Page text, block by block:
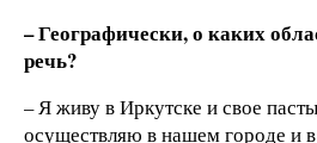
– Географически, о каких
речь?
– Я живу в Иркутске и свое
осуществляю в нашем городе и